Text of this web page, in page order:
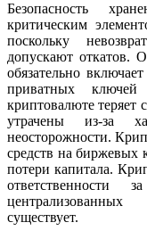
Безопасность
критическим
поскольку
допускают откатов.
обязательно
приватных
криптовалюте теряет
утрачены из-за
неосторожности.
средств на биржевых
потери капитала.
ответственности
существует.